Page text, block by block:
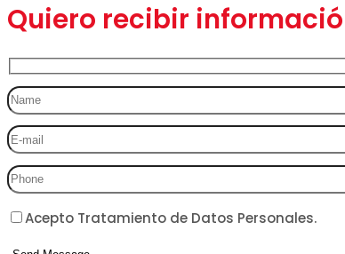
Quiero recibir
Acepto Tratamiento de Datos Personales.